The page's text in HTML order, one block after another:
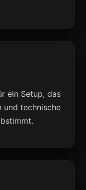
ein Setup, das
und technische